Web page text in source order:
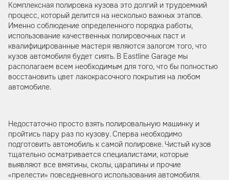
Комплексная полировка кузова это долгий и трудоемкий
процесс, который делится на несколько важных этапов.
Именно соблюдение определенного порядка работы,
использование качественных полировочных паст и
квалифицированные мастеря являются залогом того, что
кузов автомобиля будет сиять. В Eastline Garage мы
располагаем всем необходимым для того, что бы полностью
восстановить цвет лакокрасочного покрытия на любом
автомобиле.
Недостаточно просто взять полировальную машинку и
пройтись пару раз по кузову. Сперва необходимо
подготовить автомобиль к самой полировке. Чистый кузов
тщательно осматривается специалистами, которые
выявляют все вмятины, сколы, царапины и прочие
«прелести» повседневного использования автомобиля.